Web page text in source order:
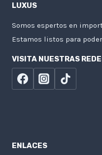
LUXUS
Somos espertos en
Estamos listos para
VISITA NUESTRAS
ENLACES